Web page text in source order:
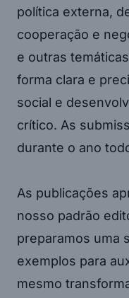
política externa,
cooperação e
e outras
forma clara e
social e
crítico. As
durante o ano
As publicações
nosso padrão
preparamos uma
exemplos para
mesmo